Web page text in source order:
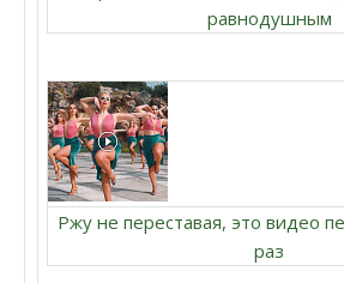
равнодушным
Ржу не переставая, это видео
раз